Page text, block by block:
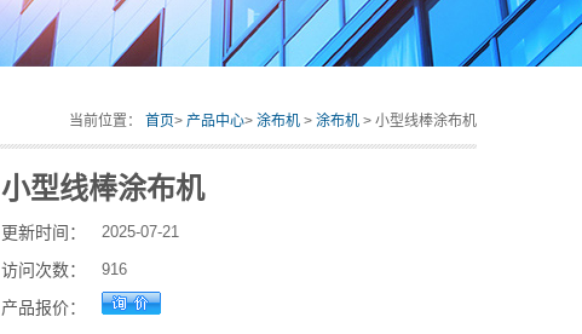
当前位置： 首页> 产品中心> 涂布机 > 涂布机 > 小型线棒涂布机
小型线棒涂布机
更新时间： 2025-07-21
访问次数： 916
产品报价：